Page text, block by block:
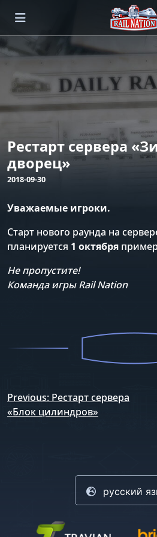
Рестарт сервера
дворец»
2018-09-30
Уважаемые игроки.
Старт нового раунда на
планируется 1 октября
Не пропустите!
Команда игры Rail Nation
Навигация
по
Previous: Рестарт сервера
«Блок цилиндров»
русский